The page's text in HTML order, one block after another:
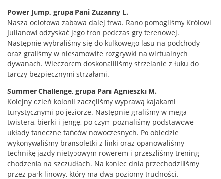
Power Jump, grupa Pani Zuzanny L.
Nasza odlotowa zabawa dalej trwa. Rano pomogliśmy Królowi
Julianowi odzyskać jego tron podczas gry terenowej.
Następnie wybraliśmy się do kulkowego lasu na podchody
oraz graliśmy w niesamowite rozgrywki na wirtualnych
dywanach. Wieczorem doskonaliliśmy strzelanie z łuku do
tarczy bezpiecznymi strzałami.
Summer Challenge, grupa Pani Agnieszki M.
Kolejny dzień kolonii zaczęliśmy wyprawą kajakami
turystycznymi po jeziorze. Następnie graliśmy w mega
twistera, bierki i jengę, po czym poznaliśmy podstawowe
układy taneczne tańców nowoczesnych. Po obiedzie
wykonywaliśmy bransoletki z linki oraz opanowaliśmy
technikę jazdy nietypowym rowerem i przeszliśmy trening
chodzenia na szczudłach. Na koniec dnia przechodziliśmy
przez park linowy, który ma dwa poziomy trudności.